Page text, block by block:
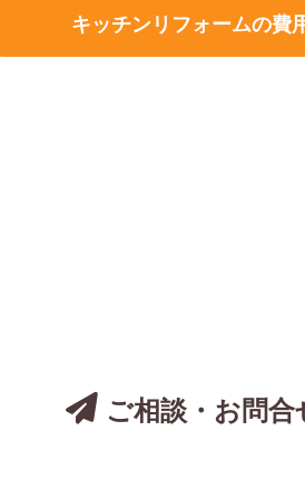
キッチンリフォームの費
ご相談・お問合